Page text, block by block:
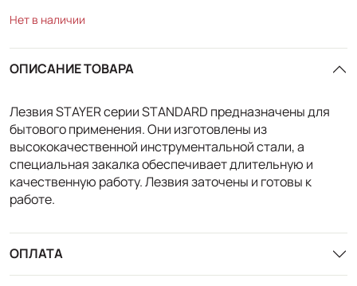
Нет в наличии
ОПИСАНИЕ ТОВАРА
Лезвия STAYER серии STANDARD предназначены для
бытового применения. Они изготовлены из
высококачественной инструментальной стали, а
специальная закалка обеспечивает длительную и
качественную работу. Лезвия заточены и готовы к
работе.
ОПЛАТА